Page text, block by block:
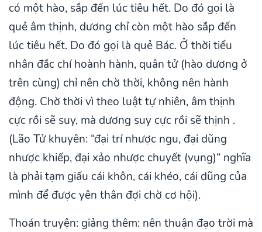
có một hào, sắp đến lúc tiêu hết. Do đó gọi là
quẻ âm thịnh, dương chỉ còn một hào sắp đến
lúc tiêu hết. Do đó gọi là quẻ Bác. Ở thời tiểu
nhân đắc chí hoành hành, quân tử (hào dương ở
trên cùng) chỉ nên chờ thời, không nên hành
động. Chờ thời vì theo luật tự nhiên, âm thịnh
cực rồi sẽ suy, mà dương suy cực rồi sẽ thịnh .
(Lão Tử khuyên: “đại trí nhược ngu, đại dũng
nhược khiếp, đại xảo nhược chuyết (vụng)“ nghĩa
là phải tạm giấu cái khôn, cái khéo, cái dũng của
mình để được yên thân đợi chờ cơ hội).
Thoán truyện: giảng thêm: nên thuận đạo trời mà